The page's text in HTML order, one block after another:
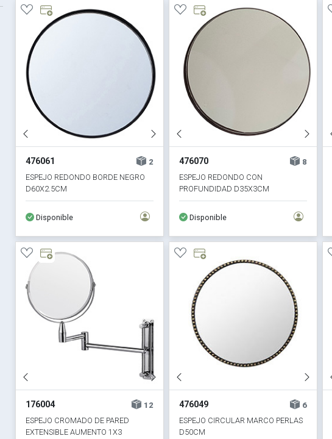
476061
2
ESPEJO REDONDO BORDE NEGRO
D60X2.5CM
Disponible
476070
8
ESPEJO REDONDO CON
PROFUNDIDAD D35X3CM
Disponible
176004
12
ESPEJO CROMADO DE PARED
EXTENSIBLE AUMENTO 1X3
476049
6
ESPEJO CIRCULAR MARCO PERLAS
D50CM